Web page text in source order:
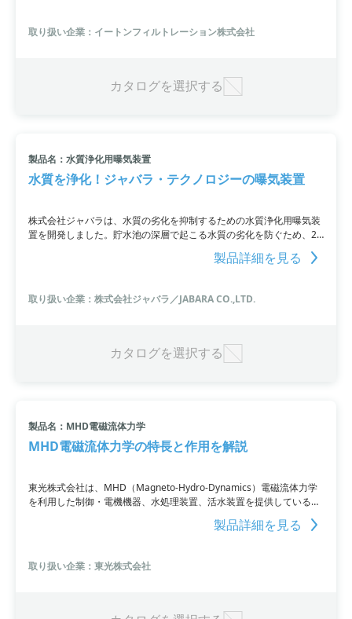
取り扱い企業：イートンフィルトレーション株式会社
カタログを選択する
製品名：水質浄化用曝気装置
水質を浄化！ジャバラ・テクノロジーの曝気装置
株式会社ジャバラは、水質の劣化を抑制するための水質浄化用曝気装
置を開発しました。貯水池の深層で起こる水質の劣化を防ぐため、2
本の垂直円筒の一方の下部に空気を吹き込み、温度躍層を壊すことな
く深層水を上昇させ、余った空気は大気中に放散。新鮮な水が深層に
は、水処理装置や制御・電機機器に使われる高性能な製品です。
製品詳細を見る
取り扱い企業：株式会社ジャバラ／JABARA CO.,LTD.
カタログを選択する
製品名：MHD電磁流体力学
MHD電磁流体力学の特長と作用を解説
東光株式会社は、MHD（Magneto-Hydro-Dynamics）電磁流体力学
を利用した制御・電機機器、水処理装置、活水装置を提供している企
業です。投資量では、MHD流れにおける圧損発生の例やMHD作用の
条件、そして特長である「無雑」について詳しく解説しています。
製品詳細を見る
取り扱い企業：東光株式会社